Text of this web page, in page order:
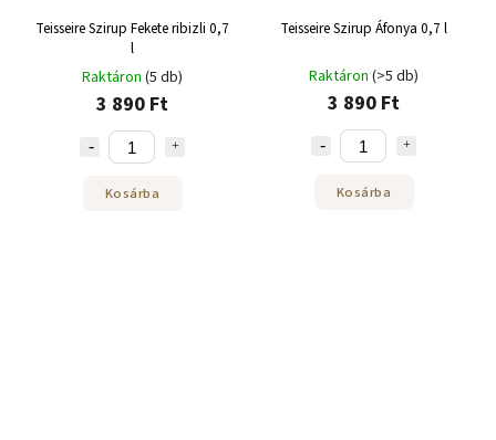
Teisseire Szirup Fekete ribizli 0,7
l
Raktáron (5 db)
3 890 Ft
Kosárba
Teisseire Szirup Áfonya 0,7 l
Raktáron (>5 db)
3 890 Ft
Kosárba